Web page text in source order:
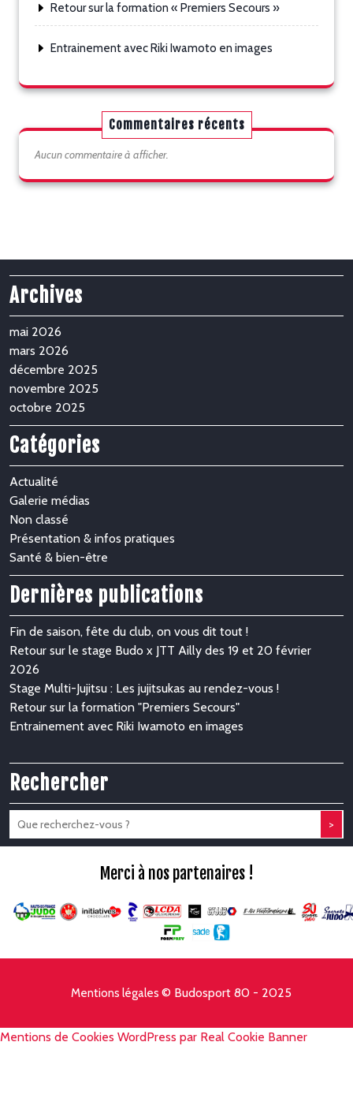
Retour sur la formation « Premiers Secours »
Entrainement avec Riki Iwamoto en images
Commentaires récents
Aucun commentaire à afficher.
Archives
mai 2026
mars 2026
décembre 2025
novembre 2025
octobre 2025
Catégories
Actualité
Galerie médias
Non classé
Présentation & infos pratiques
Santé & bien-être
Dernières publications
Fin de saison, fête du club, on vous dit tout !
Retour sur le stage Budo x JTT Ailly des 19 et 20 février
2026
Stage Multi-Jujitsu : Les jujitsukas au rendez-vous !
Retour sur la formation "Premiers Secours"
Entrainement avec Riki Iwamoto en images
Rechercher
>
Merci à nos partenaires !
Mentions légales © Budosport 80 - 2025
Mentions de Cookies WordPress par Real Cookie Banner